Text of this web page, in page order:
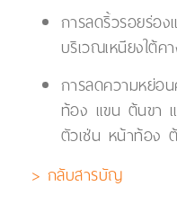
การลดริ้วรอยร่อ
บริเวณเหนียงใต้
การลดความหย่อ
ท้อง แขน ต้นขา
ตัวเช่น หน้าท้อง
> กลับสารบัญ